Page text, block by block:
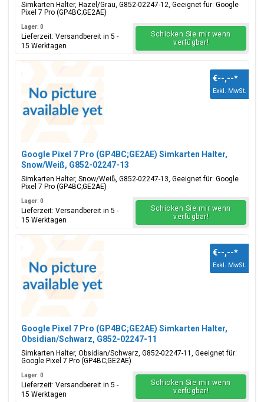
Simkarten Halter, Hazel/Grau, G852-02247-12, Geeignet für: Google
Pixel 7 Pro (GP4BC;GE2AE)
Lager: 0
Lieferzeit: Versandbereit in 5 -
15 Werktagen
Schicken Sie mir wenn
verfügbar!
Google Pixel 7 Pro (GP4BC;GE2AE) Simkarten Halter,
Snow/Weiß, G852-02247-13
Simkarten Halter, Snow/Weiß, G852-02247-13, Geeignet für: Google
Pixel 7 Pro (GP4BC;GE2AE)
€--,--*
Exkl. MwSt.
Lager: 0
Lieferzeit: Versandbereit in 5 -
15 Werktagen
Schicken Sie mir wenn
verfügbar!
Google Pixel 7 Pro (GP4BC;GE2AE) Simkarten Halter,
Obsidian/Schwarz, G852-02247-11
Simkarten Halter, Obsidian/Schwarz, G852-02247-11, Geeignet für:
Google Pixel 7 Pro (GP4BC;GE2AE)
€--,--*
Exkl. MwSt.
Lager: 0
Lieferzeit: Versandbereit in 5 -
15 Werktagen
Schicken Sie mir wenn
verfügbar!